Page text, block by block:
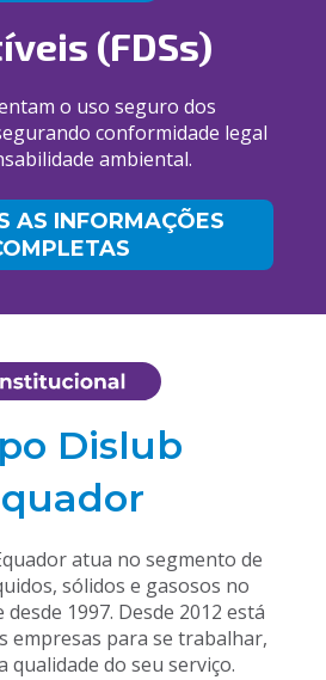
o uso seguro dos
conformidade legal
ambiental.
(FDSs)
AS INFORMAÇÕES
Dislub
atua no segmento de
sólidos e gasosos no
1997. Desde 2012 está
empresas para se trabalhar,
qualidade do seu serviço.